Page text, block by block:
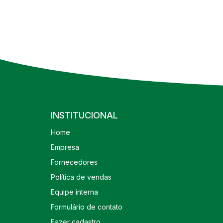
INSTITUCIONAL
Home
Empresa
Fornecedores
Política de vendas
Equipe interna
Formulário de contato